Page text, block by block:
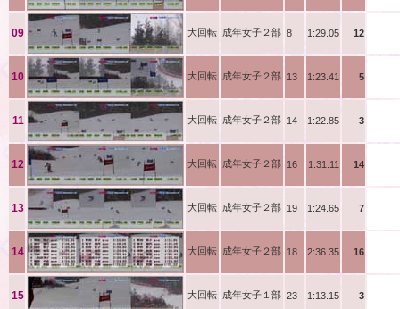
09 大回転 成年女子２部 8 1:29.05 12
10 大回転 成年女子２部 13 1:23.41 5
11 大回転 成年女子２部 14 1:22.85 3
12 大回転 成年女子２部 16 1:31.11 14
13 大回転 成年女子２部 19 1:24.65 7
14 大回転 成年女子２部 18 2:36.35 16
15 大回転 成年女子１部 23 1:13.15 3